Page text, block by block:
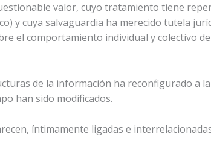
valor, cuyo tratamiento tiene
y cuya salvaguardia ha merecido tutela
el comportamiento individual y colectivo
de la información ha reconfigurado a
han sido modificados.
íntimamente ligadas e